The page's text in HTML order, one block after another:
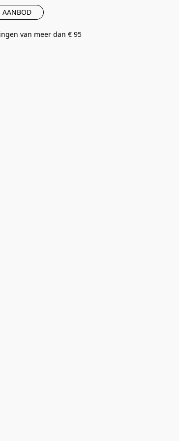
AANBOD
van meer dan € 95